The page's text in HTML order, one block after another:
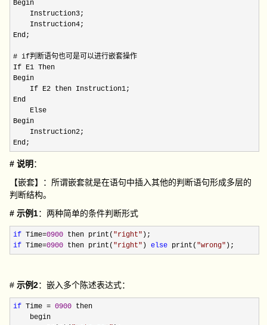
Begin
    Instruction3;
    Instruction4;
End;
# if判断语句也可是可以进行嵌套操作
If E1 Then
Begin
    If E2 then Instruction1;
End
    Else
Begin
    Instruction2;
End;
# 说明 ：
【嵌套】：所谓嵌套就是在语句中插入其他的判断语句形成多层的
判断结构。
# 示例1：两种简单的条件判断形式
if Time=0900 then print( "right"
if Time=0900 then print( "right" ) else print( "wrong" );
#示例2：嵌入多个陈述表达式：
if Time = 0900 then
    begin